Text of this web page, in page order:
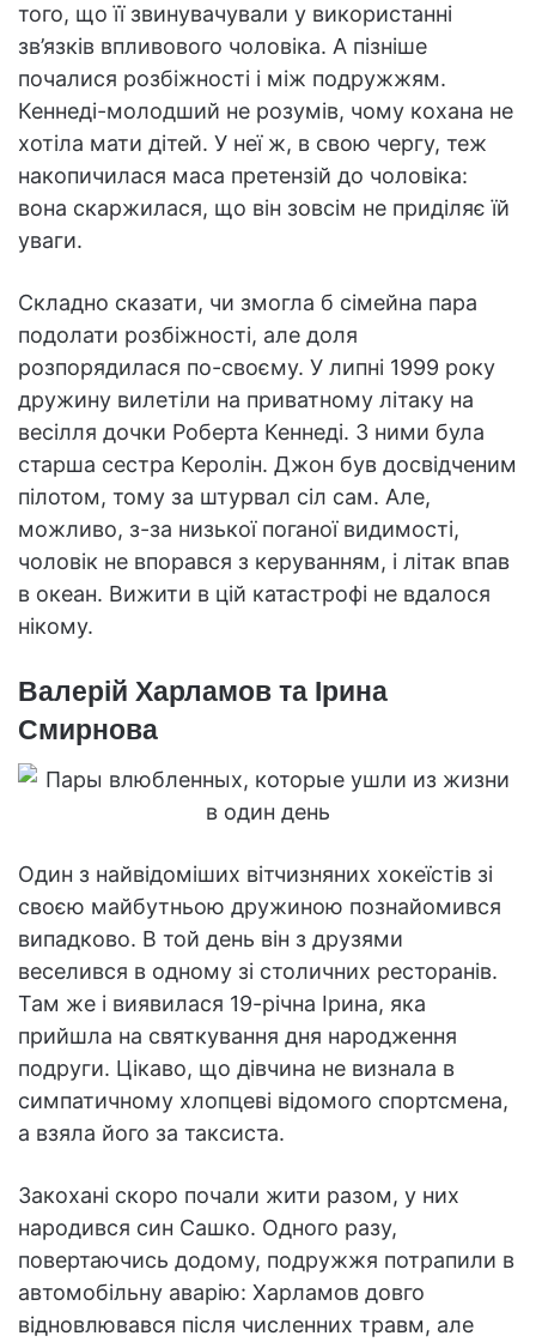
того, що її звинувачували у використанні
зв’язків впливового чоловіка. А пізніше
почалися розбіжності і між подружжям.
Кеннеді-молодший не розумів, чому кохана не
хотіла мати дітей. У неї ж, в свою чергу, теж
накопичилася маса претензій до чоловіка:
вона скаржилася, що він зовсім не приділяє їй
уваги.
Складно сказати, чи змогла б сімейна пара
подолати розбіжності, але доля
розпорядилася по-своєму. У липні 1999 року
дружину вилетіли на приватному літаку на
весілля дочки Роберта Кеннеді. З ними була
старша сестра Керолін. Джон був досвідченим
пілотом, тому за штурвал сіл сам. Але,
можливо, з-за низької поганої видимості,
чоловік не впорався з керуванням, і літак впав
в океан. Вижити в цій катастрофі не вдалося
нікому.
Валерій Харламов та Ірина
Смирнова
Один з найвідоміших вітчизняних хокеїстів зі
своєю майбутньою дружиною познайомився
випадково. В той день він з друзями
веселився в одному зі столичних ресторанів.
Там же і виявилася 19-річна Ірина, яка
прийшла на святкування дня народження
подруги. Цікаво, що дівчина не визнала в
симпатичному хлопцеві відомого спортсмена,
а взяла його за таксиста.
Закохані скоро почали жити разом, у них
народився син Сашко. Одного разу,
повертаючись додому, подружжя потрапили в
автомобільну аварію: Харламов довго
відновлювався після численних травм, але